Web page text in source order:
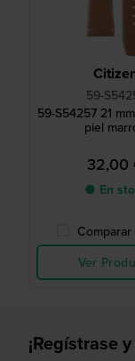
59-
59-S54257 21
piel
32,00
● En
Ver
¡Regístrase